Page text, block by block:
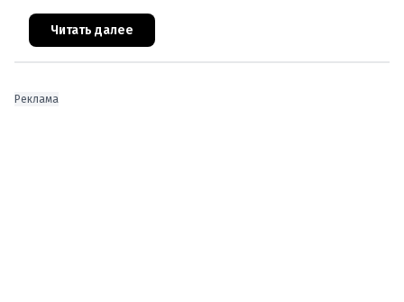
Инсбрук – Куфштайн. Во вторник днем, вскоре
после отправления, один из
Читать далее
Реклама